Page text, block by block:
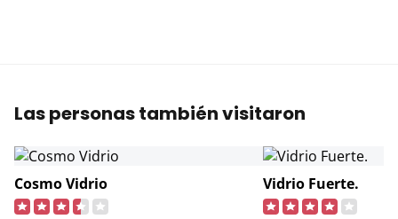
Las personas también visitaron
Cosmo Vidrio Vidrio Fuerte.